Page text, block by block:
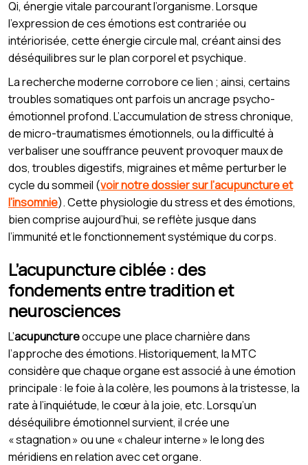
Qi, énergie vitale parcourant l’organisme. Lorsque
l’expression de ces émotions est contrariée ou
intériorisée, cette énergie circule mal, créant ainsi des
déséquilibres sur le plan corporel et psychique.
La recherche moderne corrobore ce lien ; ainsi, certains
troubles somatiques ont parfois un ancrage psycho-
émotionnel profond. L’accumulation de stress chronique,
de micro-traumatismes émotionnels, ou la difficulté à
verbaliser une souffrance peuvent provoquer maux de
dos, troubles digestifs, migraines et même perturber le
cycle du sommeil (voir notre dossier sur l’acupuncture et
l’insomnie). Cette physiologie du stress et des émotions,
bien comprise aujourd’hui, se reflète jusque dans
l’immunité et le fonctionnement systémique du corps.
L’acupuncture ciblée : des
fondements entre tradition et
neurosciences
L’acupunctureoccupe une place charnière dans
l’approche des émotions. Historiquement, la MTC
considère que chaque organe est associé à une émotion
principale : le foie à la colère, les poumons à la tristesse, la
rate à l’inquiétude, le cœur à la joie, etc. Lorsqu’un
déséquilibre émotionnel survient, il crée une
« stagnation » ou une « chaleur interne » le long des
méridiens en relation avec cet organe.